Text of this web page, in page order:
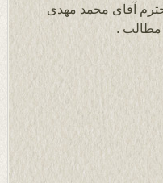
آقای محمد مهدی